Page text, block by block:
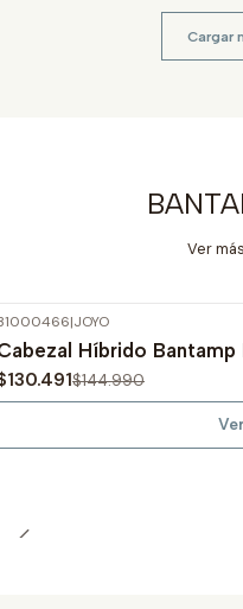
Cargar
Ver
Agotado
|JOYO
Híbrido Bantamp
$144.990